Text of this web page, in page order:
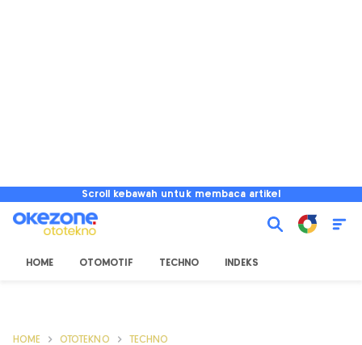
Scroll kebawah untuk membaca artikel
HOME OTOMOTIF TECHNO INDEKS
HOME OTOTEKNO TECHNO